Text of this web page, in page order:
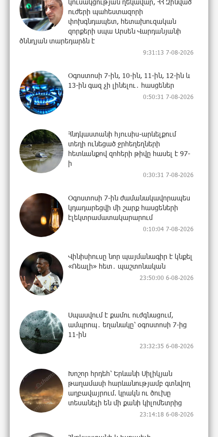
կուսակցության ղեկավար, ՀՀ Զինված
ուժերի պահեստազորի
փոխգնդապետ, հետախուզական
զորքերի սպա Արսեն Վարդանյանի
ծննդյան տարեդարձն է
9:31:13 7-08-2026
Օգոստոսի 7-ին, 10-ին, 11-ին, 12-ին և
13-ին գազ չի լինելու․ հասցեներ
0:50:31 7-08-2026
Հնդկաստանի հյուսիս-արևելքում
տեղի ունեցած ջրհեղեղների
հետևանքով զոհերի թիվը հասել է 97-
ի
0:30:31 7-08-2026
Օգոստոսի 7-ին ժամանակավորապես
կդադարեցվի մի շարք հասցեների
էլեկտրամատակարարում
0:10:04 7-08-2026
Վինիսիուսը նոր պայմանագիր է կնքել
«Ռեալի» հետ․ պաշտոնական
23:50:00 6-08-2026
Սպասվում է քամու ուժգնացում,
ամպրոպ․ եղանակը՝ օգոստոսի 7-ից
11-ին
23:32:35 6-08-2026
Խոշոր հրդեհ՝ Երևանի Սիլիկյան
թաղամասի հարևանությամբ գտնվող
աղբավայրում. կրակն ու ծուխը
տեսանելի են մի քանի կիլոմետրից
23:14:18 6-08-2026